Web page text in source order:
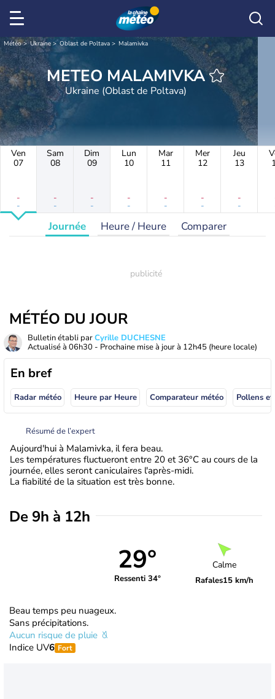
Météo Ukraine Oblast de Poltava Malamivka
METEO MALAMIVKA
Ukraine (Oblast de Poltava)
Ven
07
-
-
Sam
08
-
-
Dim
09
-
-
Lun
10
-
-
Mar
11
-
-
Mer
12
-
-
Jeu
13
-
-
Journée Heure / Heure Comparer
MÉTÉO DU JOUR
Bulletin établi parCyrille DUCHESNE
Actualisé à 06h30 - Prochaine mise à jour à 12h45 (heure locale)
En bref
Radar météo Heure par Heure Comparateur météo Pollens
Résumé de l’expert
Aujourd'hui à Malamivka, il fera beau.
Les températures fluctueront entre 20 et 36°C au cours de la
journée, elles seront caniculaires l'après-midi.
La fiabilité de la situation est très bonne.
De 9h à 12h
29°
Ressenti 34°
Calme
Rafales15 km/h
Beau temps peu nuageux.
Sans précipitations.
Aucun risque de pluie
Indice UV6 Fort